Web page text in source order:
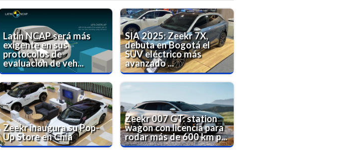
Latin NCAP será más
exigente en sus
protocolos de
evaluación de veh...
SIA 2025: Zeekr 7X,
debuta en Bogotá el
SUV eléctrico más
avanzado ...
Zeekr inaugura su Pop-
Up Store en Chía
Zeekr 007 GT: station
wagon con licencia para
rodar más de 600 km p...